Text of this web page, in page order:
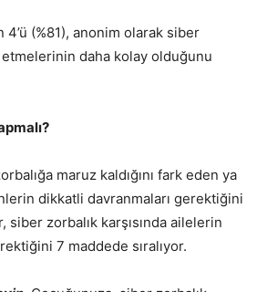
4’ü (%81), anonim olarak siber
etmelerinin daha kolay olduğunu
maruz kaldığını fark eden ya
dikkatli davranmaları gerektiğini
siber zorbalık karşısında ailelerin
7 maddede sıralıyor.